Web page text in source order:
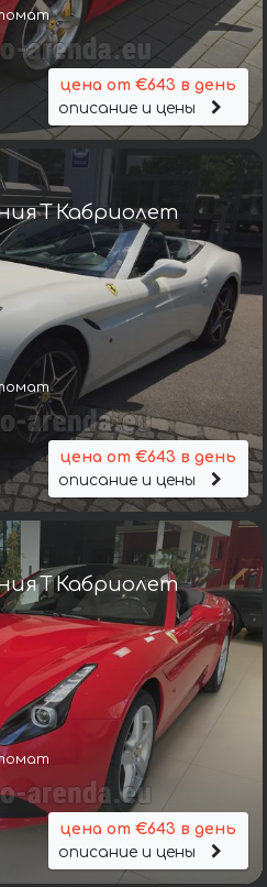
цена от €643 в день
описание и цены
Т Кабриолет
цена от €643 в день
описание и цены
Т Кабриолет
цена от €643 в день
описание и цены